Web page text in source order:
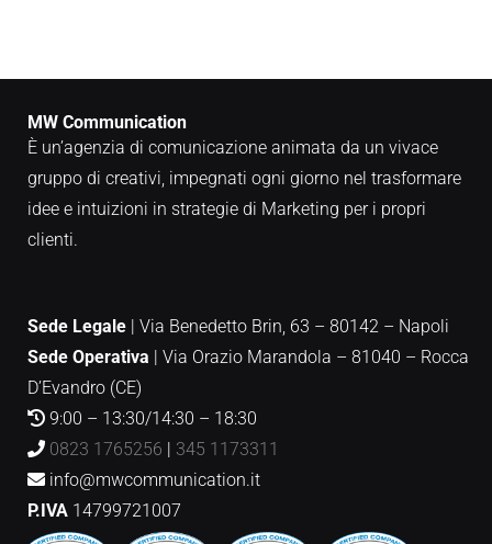
MW Communication
È un’agenzia di comunicazione animata da un vivace
gruppo di creativi, impegnati ogni giorno nel trasformare
idee e intuizioni in strategie di Marketing per i propri
clienti.
Sede Legale | Via Benedetto Brin, 63 – 80142 – Napoli
Sede Operativa
Via Orazio Marandola – 81040 – Rocca
D’Evandro (CE)
9:00 – 13:30/14:30 – 18:30
0823 1765256
345 1173311
info@mwcommunication.it
P.IVA 14799721007